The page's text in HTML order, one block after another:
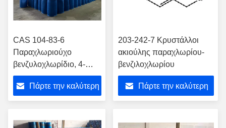
CAS 104-83-6
Παραχλωριούχο
βενζυλοχλωρίδιο, 4-
χλωροβενζυλοχλωρίδιο
Πάρτε την καλύτερη
203-242-7 Κρυστάλλοι
ακιούλης παραχλωρίου-
βενζιλοχλωρίου
Πάρτε την καλύτερη